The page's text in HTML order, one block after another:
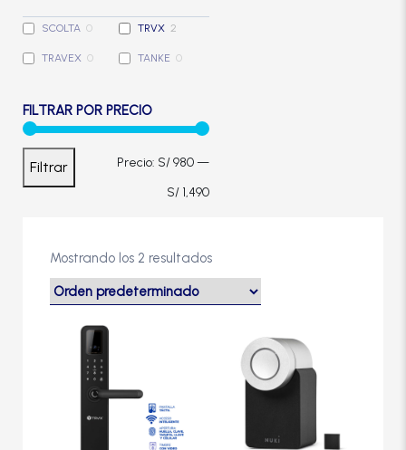
Cerradura de Sobreponer
Cerradura eléctrica
Cerrojos
Cierrapuertas
Mostrando los 2 resultados
producto
múltiples
variantes.
SCOLTA 0
TRAVEX 0
TRVX 2
TANKE 0
FILTRAR POR PRECIO
Precio
mínimo
Precio
máximo
Filtrar Precio: S/ 980—
S/ 1,490